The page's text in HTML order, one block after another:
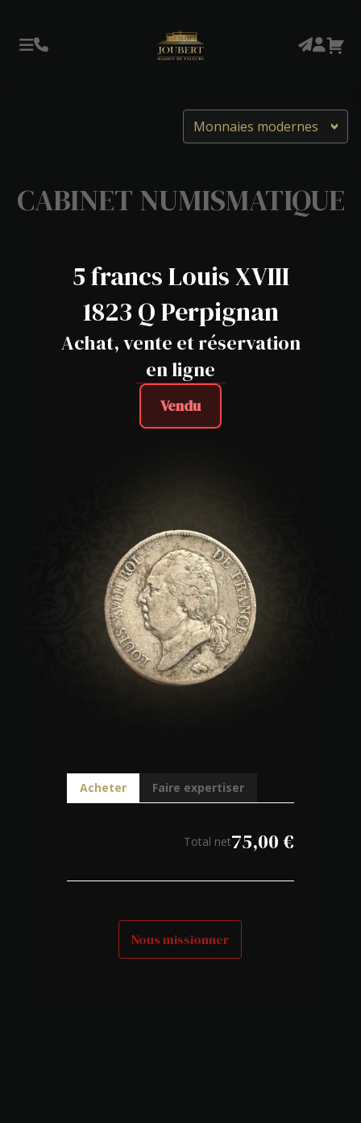
CABINET NUMISMATIQUE
Monnaies modernes
5 francs Louis XVIII
1823 Q Perpignan
Achat, vente et réservation
en ligne
Vendu
Acheter Faire expertiser
Total net75,00€
Nous missionner